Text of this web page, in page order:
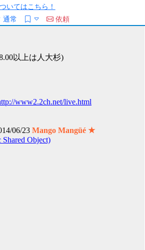
いてはこちら！
通常
依頼